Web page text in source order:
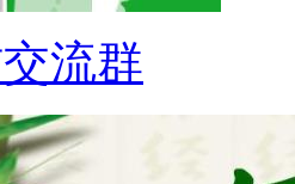
流群